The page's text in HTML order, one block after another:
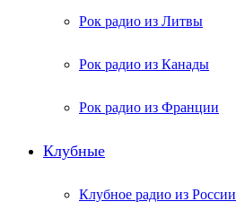
Рок радио из Литвы
Рок радио из Канады
Рок радио из Франции
Клубные
Клубное радио из России